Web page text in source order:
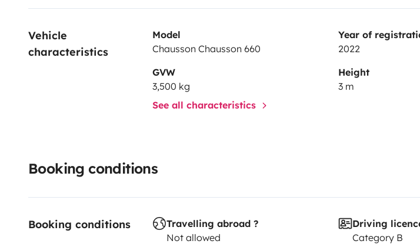
Vehicle
characteristics
Model
Chausson Chausson 660
Year of
2022
GVW
3,500 kg
Height
3 m
See all characteristics
Booking conditions
Booking conditions
Travelling abroad ?
Not allowed
Driving
Category B